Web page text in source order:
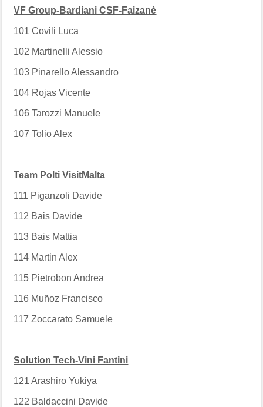
VF Group-Bardiani CSF-Faizanè
101 Covili Luca
102 Martinelli Alessio
103 Pinarello Alessandro
104 Rojas Vicente
106 Tarozzi Manuele
107 Tolio Alex
Team Polti VisitMalta
111 Piganzoli Davide
112 Bais Davide
113 Bais Mattia
114 Martin Alex
115 Pietrobon Andrea
116 Muñoz Francisco
117 Zoccarato Samuele
Solution Tech-Vini Fantini
121 Arashiro Yukiya
122 Baldaccini Davide